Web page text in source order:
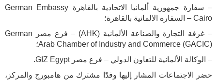
– سفارة جمهورية ألمانيا الاتحادية بالقاهرة German Embassy
Cairo – السفارة الالمانية بالقاهرة؛
– غرفة التجارة والصناعة الألمانية (AHK) – فرع مصر German
Arab Chamber of Industry and Commerce (GACIC)؛
– الوكالة الألمانية للتعاون الدولي – فرع مصر GIZ Egypt.
حضر الاجتماعات المشار إليها وفدًا مشترك من هامبورج والمركز،